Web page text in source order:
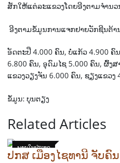
ສັກໃຫ້ແຕ່ລະແຂວງໂດຍອີງຕາມຈໍານ
ອີງຕາມຂໍ້ມູນການແຈກຢາຍວັກຊີນຕ້າ
ອັດຕະປື 4.000 ຄົນ, ບໍ່ແກ້ວ 4.900 ຄົ
6.800 ຄົນ, ອຸດົມໄຊ 5.000 ຄົນ, ຜົ້ງ
ແຂວງວຽງຈັນ 6.000 ຄົນ, ຊຽງແຂວ
ຂໍ້ມູນ: ບຸນຕຽງ
Related Articles
ພາຍໃນປະເທດ
ປກສ ເມືອງໄຊທານີ ຈັບຄົ